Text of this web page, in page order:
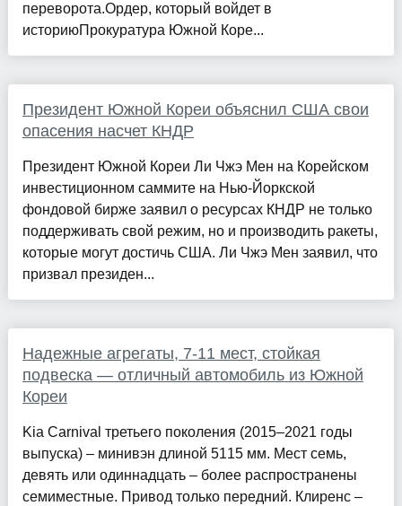
переворота.Ордер, который войдет в
историюПрокуратура Южной Коре...
Президент Южной Кореи объяснил США свои
опасения насчет КНДР
Президент Южной Кореи Ли Чжэ Мен на Корейском
инвестиционном саммите на Нью-Йоркской
фондовой бирже заявил о ресурсах КНДР не только
поддерживать свой режим, но и производить ракеты,
которые могут достичь США. Ли Чжэ Мен заявил, что
призвал президен...
Надежные агрегаты, 7-11 мест, стойкая
подвеска — отличный автомобиль из Южной
Кореи
Kia Carnival третьего поколения (2015–2021 годы
выпуска) – минивэн длиной 5115 мм. Мест семь,
девять или одиннадцать – более распространены
семиместные. Привод только передний. Клиренс –